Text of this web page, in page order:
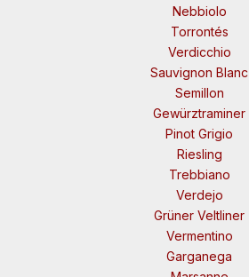
Nebbiolo
Torrontés
Verdicchio
Sauvignon Blanc
Semillon
Gewürztraminer
Pinot Grigio
Riesling
Trebbiano
Verdejo
Grüner Veltliner
Vermentino
Garganega